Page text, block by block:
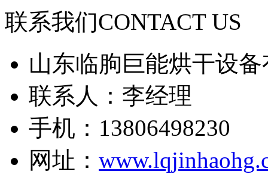
联系我们CONTACT US
山东临朐巨能烘干设
联系人：李经理
手机：13806498230
网址：